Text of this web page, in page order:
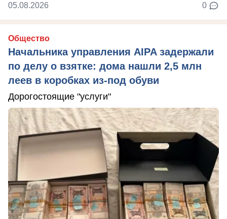
05.08.2026 0
Общество
Начальника управления AIPA задержали
по делу о взятке: дома нашли 2,5 млн
леев в коробках из-под обуви
Дорогостоящие "услуги"